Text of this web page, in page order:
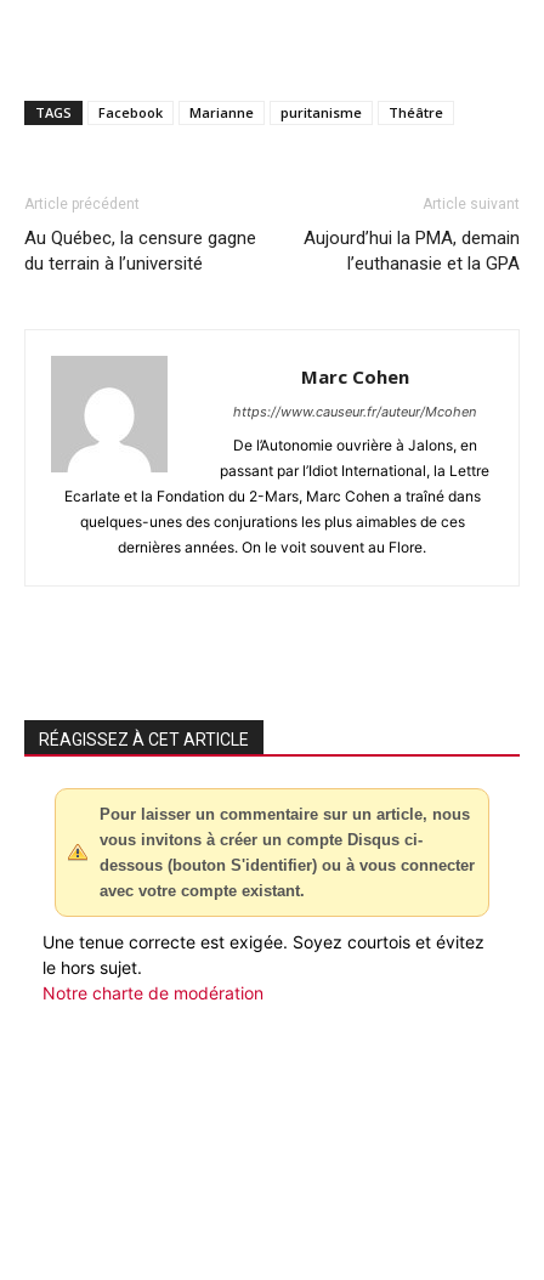
TAGS Facebook Marianne puritanisme Théâtre
Article précédent
Au Québec, la censure gagne
du terrain à l’université
Article suivant
Aujourd’hui la PMA, demain
l’euthanasie et la GPA
Marc Cohen
https://www.causeur.fr/auteur/Mcohen
De l’Autonomie ouvrière à Jalons, en
passant par l’Idiot International, la Lettre
Ecarlate et la Fondation du 2-Mars, Marc Cohen a traîné dans
quelques-unes des conjurations les plus aimables de ces
dernières années. On le voit souvent au Flore.
RÉAGISSEZ À CET ARTICLE
Pour laisser un commentaire sur un article, nous
vous invitons à créer un compte Disqus ci-
dessous (bouton S'identifier) ou à vous connecter
avec votre compte existant.
Une tenue correcte est exigée. Soyez courtois et évitez
le hors sujet.
Notre charte de modération